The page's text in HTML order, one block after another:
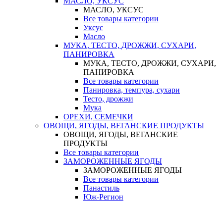
МАСЛО, УКСУС
Все товары категории
Уксус
Масло
МУКА, ТЕСТО, ДРОЖЖИ, СУХАРИ,
ПАНИРОВКА
МУКА, ТЕСТО, ДРОЖЖИ, СУХАРИ,
ПАНИРОВКА
Все товары категории
Панировка, темпура, сухари
Тесто, дрожжи
Мука
ОРЕХИ, СЕМЕЧКИ
ОВОЩИ, ЯГОДЫ, ВЕГАНСКИЕ ПРОДУКТЫ
ОВОЩИ, ЯГОДЫ, ВЕГАНСКИЕ
ПРОДУКТЫ
Все товары категории
ЗАМОРОЖЕННЫЕ ЯГОДЫ
ЗАМОРОЖЕННЫЕ ЯГОДЫ
Все товары категории
Панастиль
Юж-Регион